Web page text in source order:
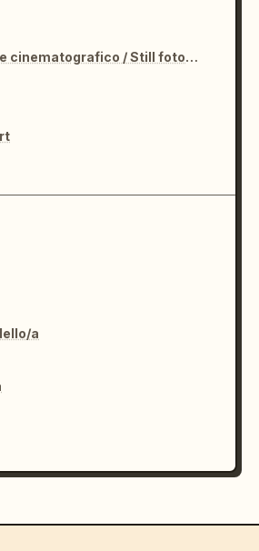
Fermo immagine cinematografico / Still fotografico
a